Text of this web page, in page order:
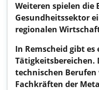
Weiteren spielen die
Gesundheitssektor
regionalen
In Remscheid gibt es
Tätigkeitsbereichen.
technischen
Fachkräften der